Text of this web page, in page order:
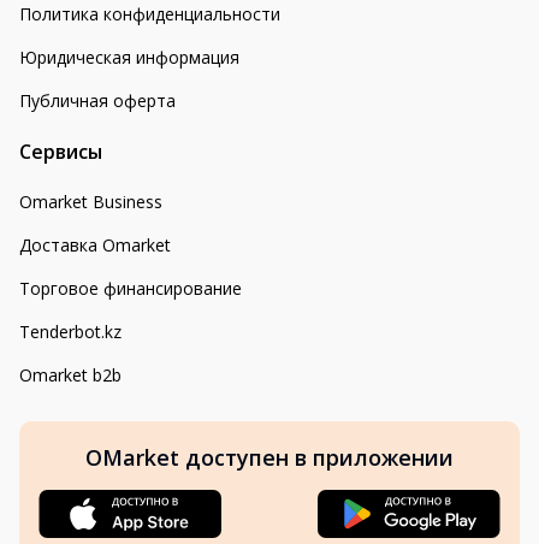
Политика конфиденциальности
Юридическая информация
Публичная оферта
Сервисы
Omarket Business
Доставка Omarket
Торговое финансирование
Tenderbot.kz
Omarket b2b
OMarket доступен в приложении